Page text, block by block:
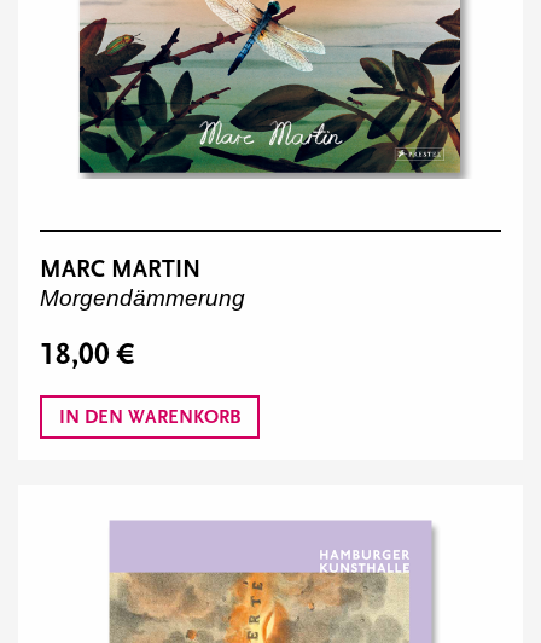
MARC MARTIN
Morgendämmerung
18,00 €
IN DEN WARENKORB